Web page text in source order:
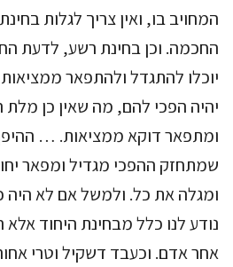
המחויב בו, ואין צריך לגלות
החכמה. וכן בחינת רשע, לדעת
יוכלו להתגדל ולהתפאר
יהיה הפכי להם, מה שאין כן
ומתפאר דוקא ממציאות. …
שמתחזק ההפכי מגדיל ומפאר
ומגלה את כל. ולמשל אם לא
נודע לנו כלל מבחינת היחוד
אחר אדם. וכעבד דשקיל וטרי